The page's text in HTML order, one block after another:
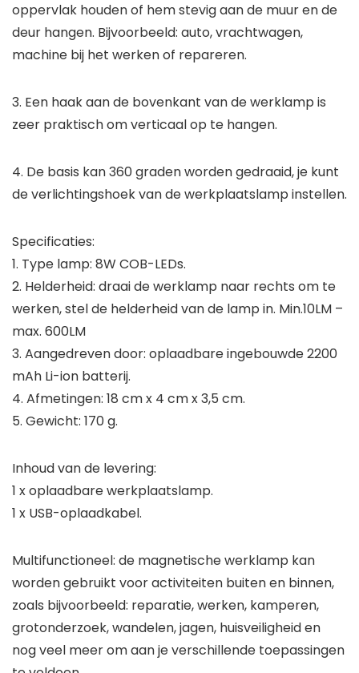
oppervlak houden of hem stevig aan de muur en de
deur hangen. Bijvoorbeeld: auto, vrachtwagen,
machine bij het werken of repareren.
3. Een haak aan de bovenkant van de werklamp is
zeer praktisch om verticaal op te hangen.
4. De basis kan 360 graden worden gedraaid, je kunt
de verlichtingshoek van de werkplaatslamp instellen.
Specificaties:
1. Type lamp: 8W COB-LEDs.
2. Helderheid: draai de werklamp naar rechts om te
werken, stel de helderheid van de lamp in. Min.10LM –
max. 600LM
3. Aangedreven door: oplaadbare ingebouwde 2200
mAh Li-ion batterij.
4. Afmetingen: 18 cm x 4 cm x 3,5 cm.
5. Gewicht: 170 g.
Inhoud van de levering:
1 x oplaadbare werkplaatslamp.
1 x USB-oplaadkabel.
Multifunctioneel: de magnetische werklamp kan
worden gebruikt voor activiteiten buiten en binnen,
zoals bijvoorbeeld: reparatie, werken, kamperen,
grotonderzoek, wandelen, jagen, huisveiligheid en
nog veel meer om aan je verschillende toepassingen